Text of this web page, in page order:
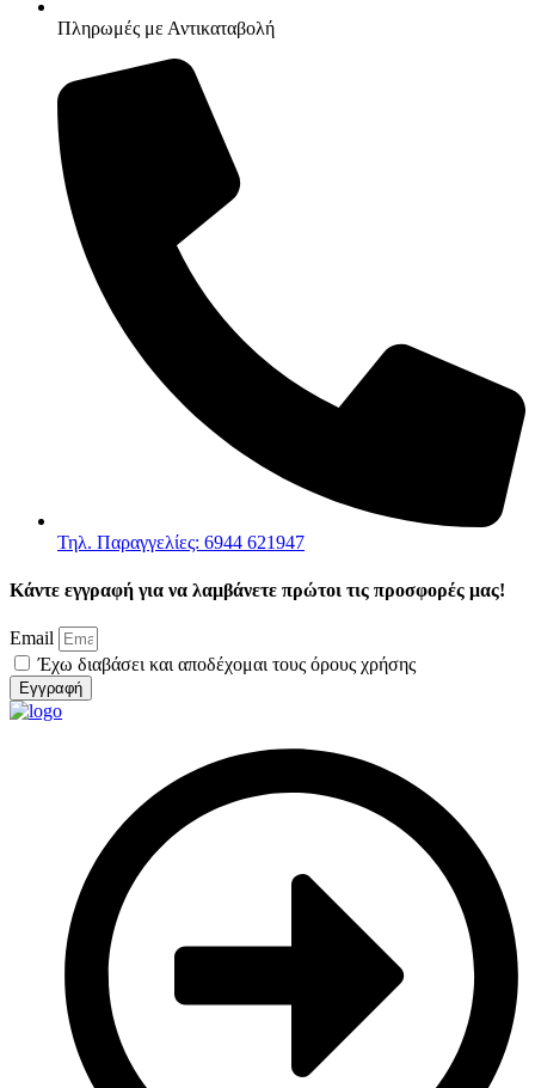
Πληρωμές με Αντικαταβολή
Τηλ. Παραγγελίες: 6944 621947
Κάντε εγγραφή για να λαμβάνετε πρώτοι τις προσφορές μας!
Email
Έχω διαβάσει και αποδέχομαι τους όρους χρήσης
Εγγραφή